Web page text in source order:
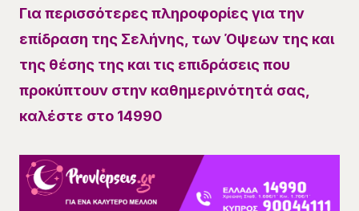
Για περισσότερες πληροφορίες για την
επίδραση της Σελήνης, των Όψεων της και
της θέσης της και τις επιδράσεις που
προκύπτουν στην καθημερινότητά σας,
καλέστε στο 14990